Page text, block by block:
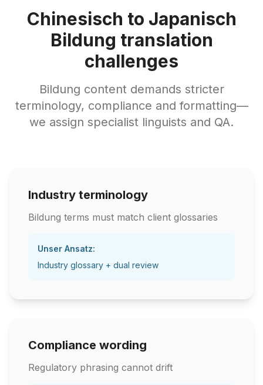
Chinesisch to Japanisch
Bildung translation
challenges
Bildung content demands stricter
terminology, compliance and formatting—
we assign specialist linguists and QA.
Industry terminology
Bildung terms must match client glossaries
Unser Ansatz:
Industry glossary + dual review
Compliance wording
Regulatory phrasing cannot drift